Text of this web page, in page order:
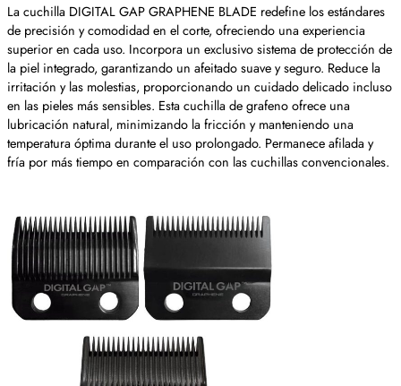
La cuchilla DIGITAL GAP GRAPHENE BLADE redefine los estándares
de precisión y comodidad en el corte, ofreciendo una experiencia
superior en cada uso. Incorpora un exclusivo sistema de protección de
la piel integrado, garantizando un afeitado suave y seguro. Reduce la
irritación y las molestias, proporcionando un cuidado delicado incluso
en las pieles más sensibles. Esta cuchilla de grafeno ofrece una
lubricación natural, minimizando la fricción y manteniendo una
temperatura óptima durante el uso prolongado. Permanece afilada y
fría por más tiempo en comparación con las cuchillas convencionales.